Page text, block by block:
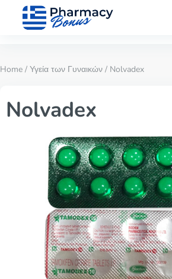
Home / Υγεία των Γυναικών / Nolvadex
Nolvadex